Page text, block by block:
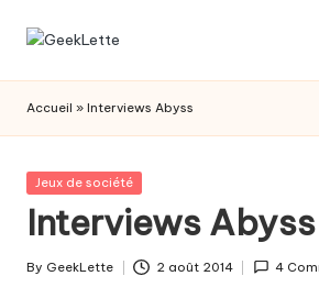
Skip
G
e
e
k
L
e
les
de
société
Accueil » Interviews Abyss
Posted
Jeux de société
Interviews Abyss
Posted
By GeekLette 2 août 2014 4